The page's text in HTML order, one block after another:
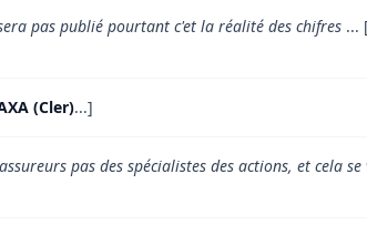
pas publié pourtant c'et la réalité des chifres ...
(Cler)...]
pas des spécialistes des actions, et cela